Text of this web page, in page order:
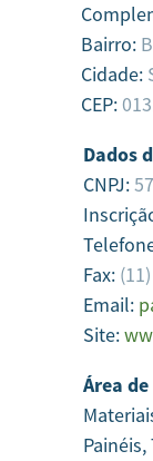
Bairro:
Cidade:
CEP:
Dados
CNPJ:
Fax:
Email:
Site:
Área
Painéis,